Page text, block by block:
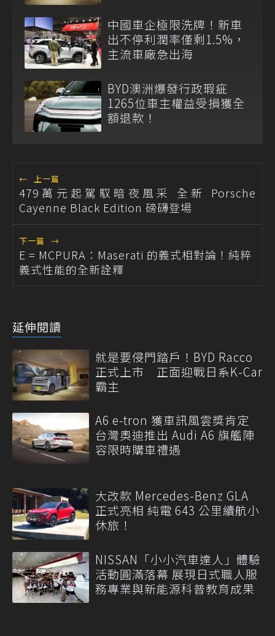
中國車企極限洗牌！新車
出不停利潤率僅剩1.5%，
主流車廠急出海
BYD澳洲爆發行政瑕疵
1265位車主權益受損獲全
額退款！
← 上一篇
479萬元起駕馭暗夜風采 全新 Porsche
Cayenne Black Edition 磅礴登場
下一篇 →
E = MCPURA：Maserati 的義式相對論！純粹
義式性能的全新詮釋
延伸閱讀
就是要侵門踏戶！BYD Racco
正式上市 正面迎戰日系K-Car
霸主
A6 e-tron 獲車訊風雲獎肯定
台灣奧迪推出 Audi A6 旗艦陣
容限時購車禮遇
大改款 Mercedes-Benz GLA
正式亮相 純電 643 公里續航小
休旅！
NISSAN「小小汽車達人」體驗
活動圓滿落幕 展現日式職人服
務專業與新能源科普教育成果